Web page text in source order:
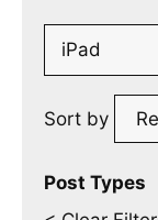
Search
Sort by
Post Types